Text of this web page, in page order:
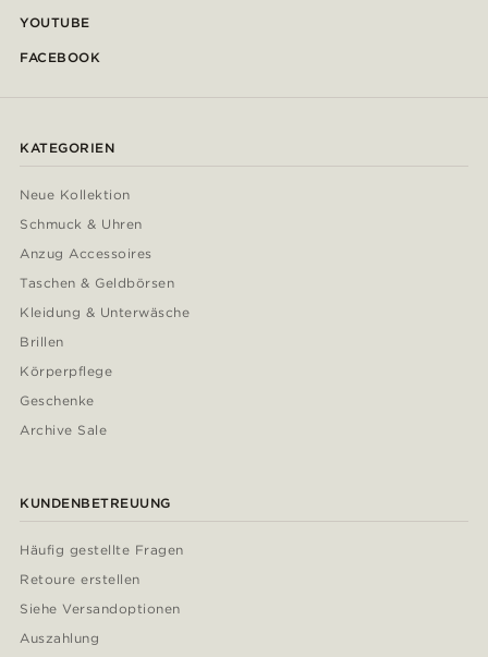
YOUTUBE
FACEBOOK
KATEGORIEN
Neue Kollektion
Schmuck & Uhren
Anzug Accessoires
Taschen & Geldbörsen
Kleidung & Unterwäsche
Brillen
Körperpflege
Geschenke
Archive Sale
KUNDENBETREUUNG
Häufig gestellte Fragen
Retoure erstellen
Siehe Versandoptionen
Auszahlung